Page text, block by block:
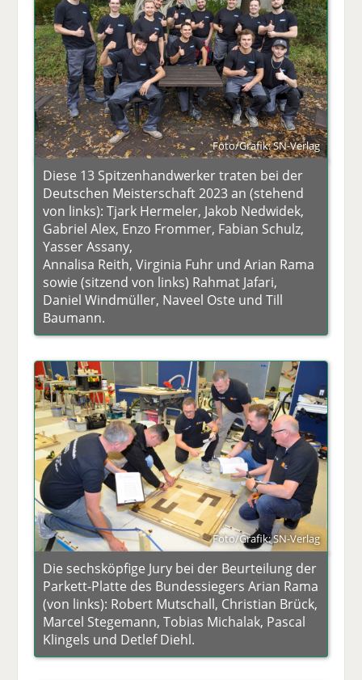
Foto/Grafik: SN-Verlag
Diese 13 Spitzenhandwerker traten bei der
Deutschen Meisterschaft 2023 an (stehend
von links): Tjark Hermeler, Jakob Nedwidek,
Gabriel Alex, Enzo Frommer, Fabian Schulz,
Yasser Assany,
Annalisa Reith, Virginia Fuhr und Arian Rama
sowie (sitzend von links) Rahmat Jafari,
Daniel Windmüller, Naveel Oste und Till
Baumann.
Foto/Grafik: SN-Verlag
Die sechsköpfige Jury bei der Beurteilung der
Parkett-Platte des Bundessiegers Arian Rama
(von links): Robert Mutschall, Christian Brück,
Marcel Stegemann, Tobias Michalak, Pascal
Klingels und Detlef Diehl.